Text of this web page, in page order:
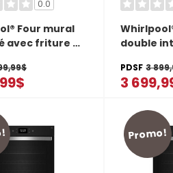
0.0
Four mural
avec friture à
double
PDSF 3
3
Promo!